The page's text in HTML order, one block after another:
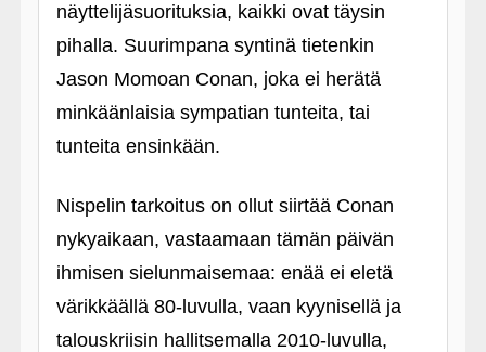
näyttelijäsuorituksia, kaikki ovat täysin
pihalla. Suurimpana syntinä tietenkin
Jason Momoan Conan, joka ei herätä
minkäänlaisia sympatian tunteita, tai
tunteita ensinkään.
Nispelin tarkoitus on ollut siirtää Conan
nykyaikaan, vastaamaan tämän päivän
ihmisen sielunmaisemaa: enää ei eletä
värikkäällä 80-luvulla, vaan kyynisellä ja
talouskriisin hallitsemalla 2010-luvulla,